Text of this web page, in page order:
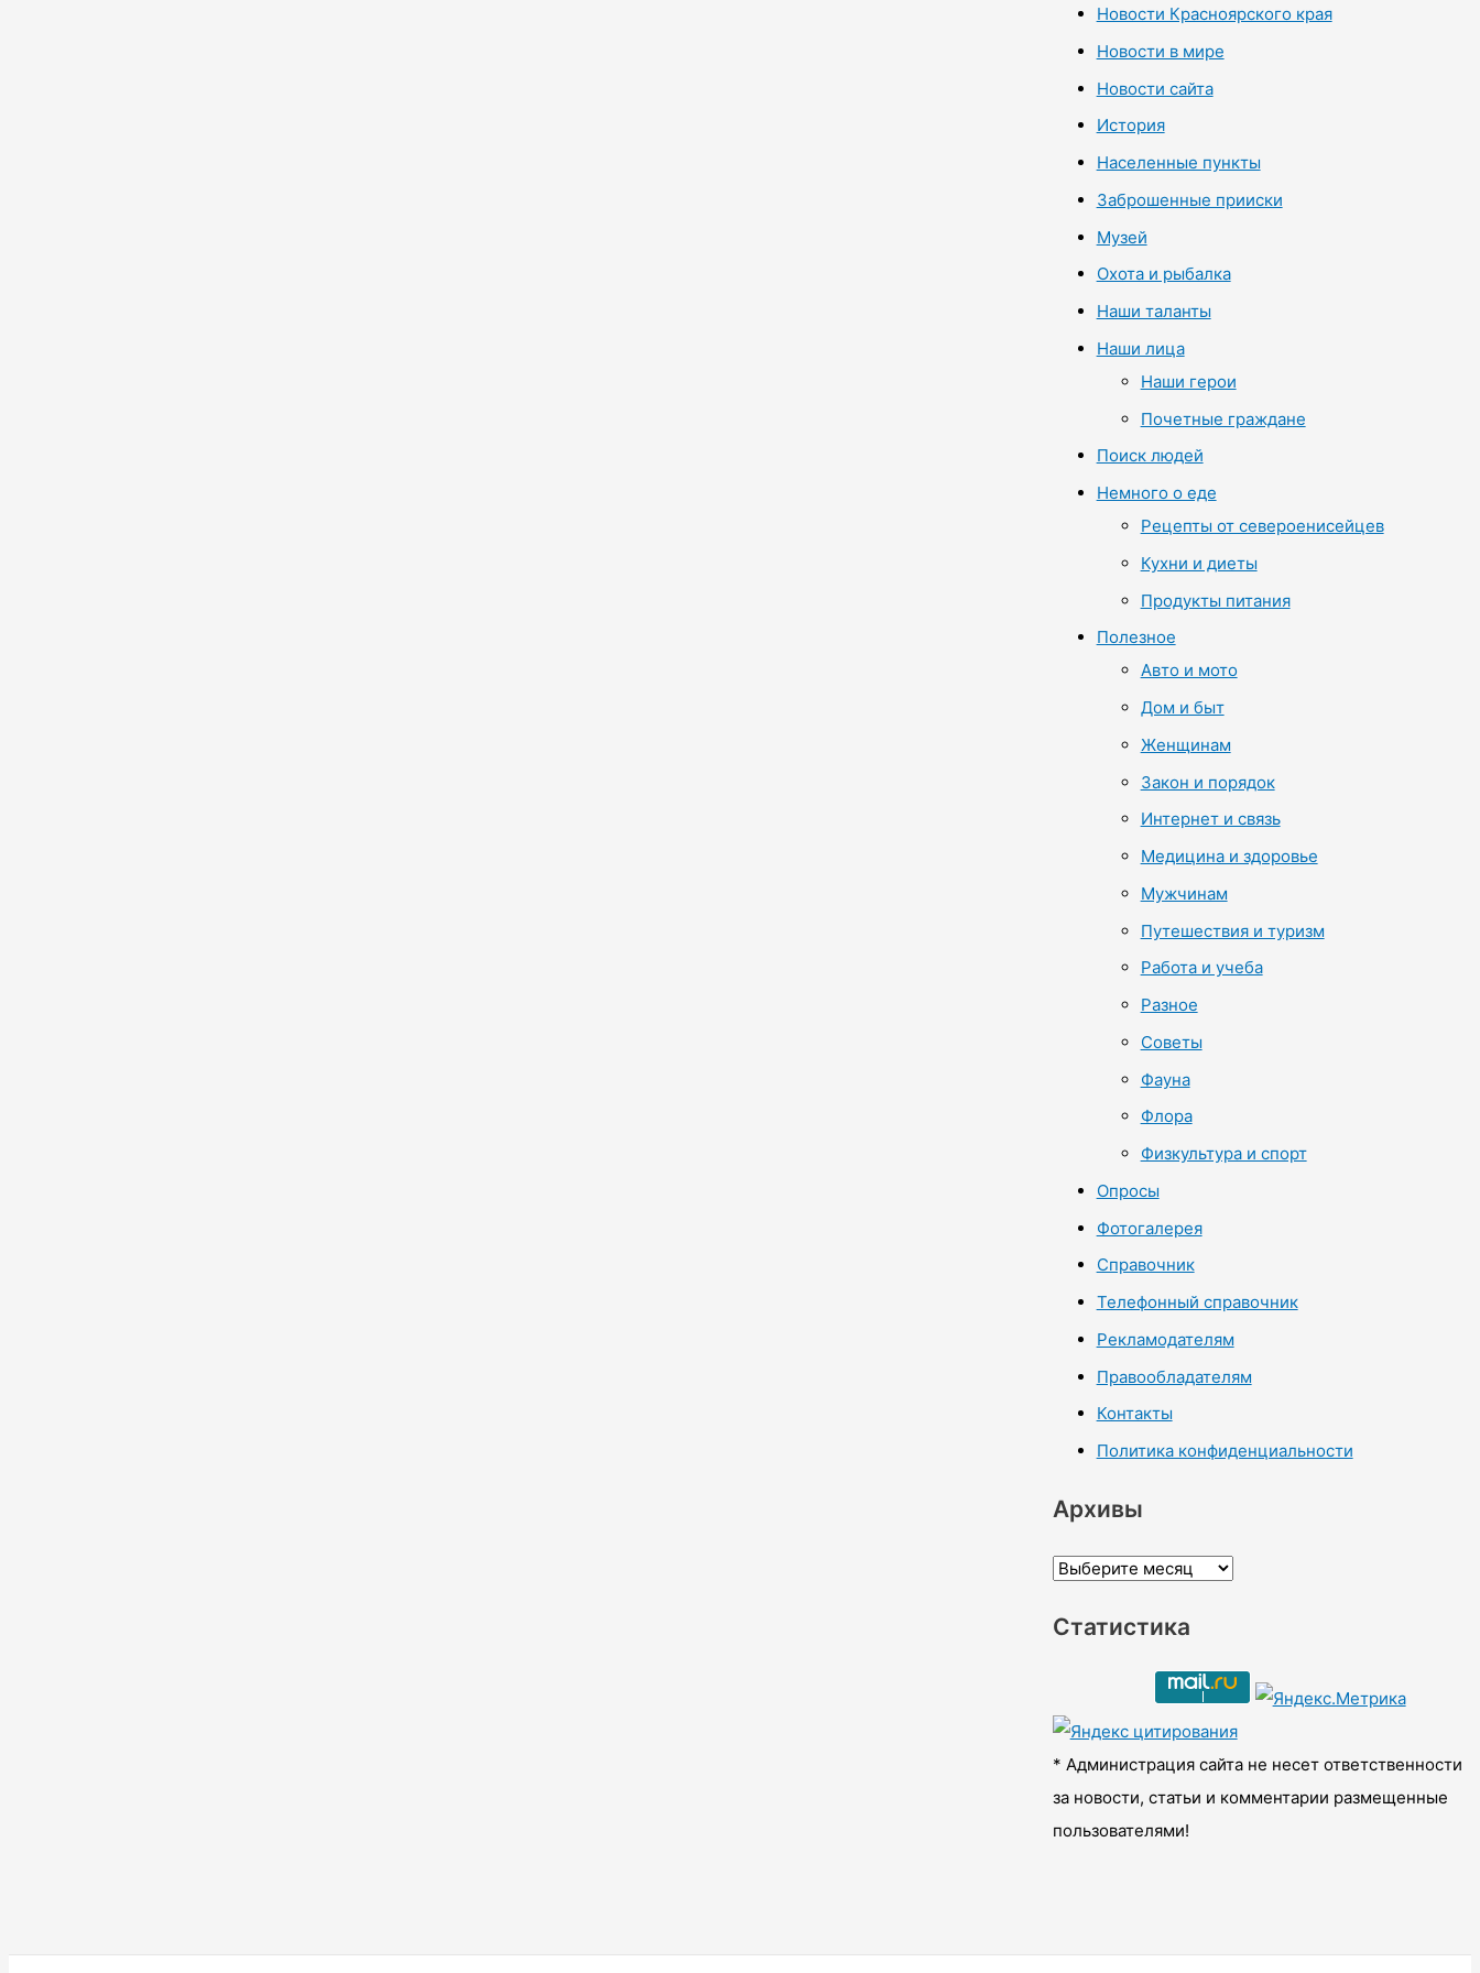
Новости Красноярского края
Новости в мире
Новости сайта
История
Населенные пункты
Заброшенные прииски
Музей
Охота и рыбалка
Наши таланты
Наши лица
Наши герои
Почетные граждане
Поиск людей
Немного о еде
Рецепты от североенисейцев
Кухни и диеты
Продукты питания
Полезное
Авто и мото
Дом и быт
Женщинам
Закон и порядок
Интернет и связь
Медицина и здоровье
Мужчинам
Путешествия и туризм
Работа и учеба
Разное
Советы
Фауна
Флора
Физкультура и спорт
Опросы
Фотогалерея
Справочник
Телефонный справочник
Рекламодателям
Правообладателям
Контакты
Политика конфиденциальности
Архивы
А
х
ы
Статистика
* Администрация сайта не несет ответственности
за новости, статьи и комментарии размещенные
пользователями!